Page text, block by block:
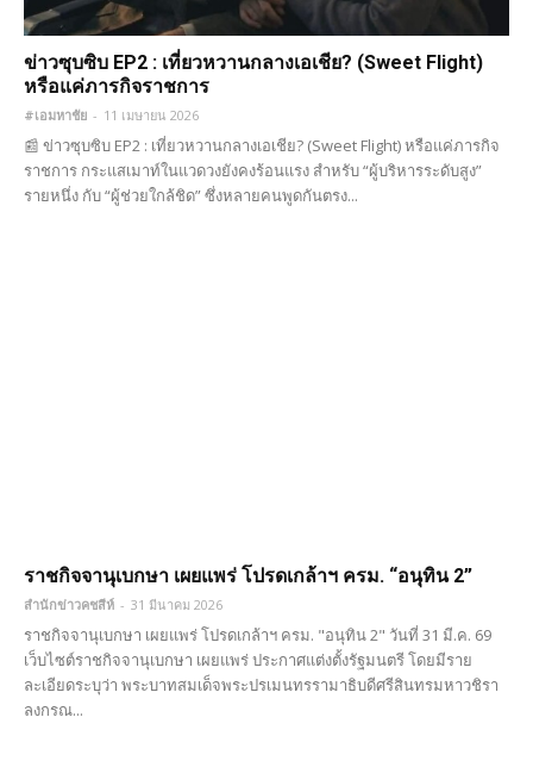
ข่าวซุบซิบ EP2 : เที่ยวหวานกลางเอเชีย? (Sweet Flight)
หรือแค่ภารกิจราชการ
#เอมหาชัย - 11 เมษายน 2026
📰 ข่าวซุบซิบ EP2 : เที่ยวหวานกลางเอเชีย? (Sweet Flight) หรือแค่ภารกิจ
ราชการ กระแสเมาท์ในแวดวงยังคงร้อนแรง สำหรับ “ผู้บริหารระดับสูง”
รายหนึ่ง กับ “ผู้ช่วยใกล้ชิด” ซึ่งหลายคนพูดกันตรง...
ราชกิจจานุเบกษา เผยแพร่ โปรดเกล้าฯ ครม. “อนุทิน 2”
สำนักข่าวคชสีห์ - 31 มีนาคม 2026
ราชกิจจานุเบกษา เผยแพร่ โปรดเกล้าฯ ครม. "อนุทิน 2" วันที่ 31 มี.ค. 69
เว็บไซต์ราชกิจจานุเบกษา เผยแพร่ ประกาศแต่งตั้งรัฐมนตรี โดยมีราย
ละเอียดระบุว่า พระบาทสมเด็จพระปรเมนทรรามาธิบดีศรีสินทรมหาวชิรา
ลงกรณ...